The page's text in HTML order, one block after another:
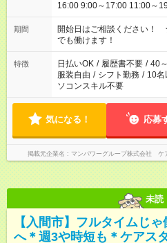
16:00 9:00～17:00 11:00～19:00 な
場合、他のお仕事と合わせ
ん ※法令に基づき、週20時
となります ※労働者派遣法（
短時間・短期間の就業はご
期間
開始日はご相談ください
でも働けます！
特徴 日払いOK / 履歴書不要 / 40
服装自由 / シフト勤務 / 10名
ソコンスキル不要
気になる！ 応募
掲載元企業名 マンパワーグループ株式会社 ケ
未読
【入間市】フルタイムじ
へ＊週3や時短も＊ケアス